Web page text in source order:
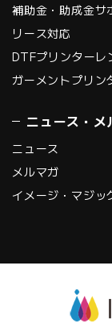
補助金・助成金サ
リース対応
DTFプリンターレ
ガーメントプリン
ニュース・メ
ニュース
メルマガ
イメージ・マジッ